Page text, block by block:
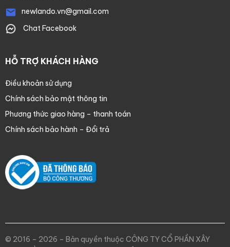
newlando.vn@gmail.com
Chat Facebook
HỖ TRỢ KHÁCH HÀNG
Điều khoản sử dụng
Chính sách bảo mật thông tin
Phương thức giao hàng – thanh toán
Chính sách bảo hành – Đổi trả
© 2016 – 2026 – Bản quyền thuộc CÔNG TY CỔ PHẦN XÂY